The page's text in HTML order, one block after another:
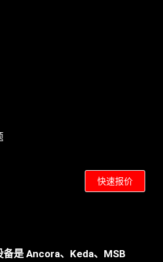
快速报价
备是 Ancora、Keda、MSB